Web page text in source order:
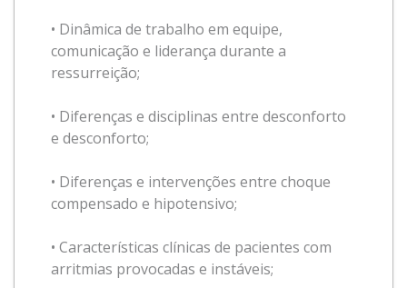
• Dinâmica de trabalho em equipe,
comunicação e liderança durante a
ressurreição;
• Diferenças e disciplinas entre desconforto
e desconforto;
• Diferenças e intervenções entre choque
compensado e hipotensivo;
• Características clínicas de pacientes com
arritmias provocadas e instáveis;